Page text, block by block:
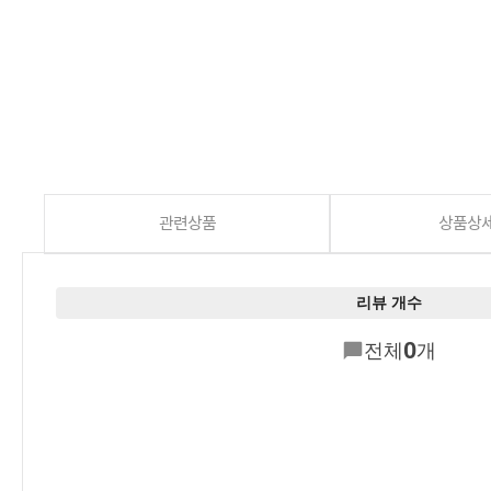
관련상품 상품상
리뷰 개수
전체0개